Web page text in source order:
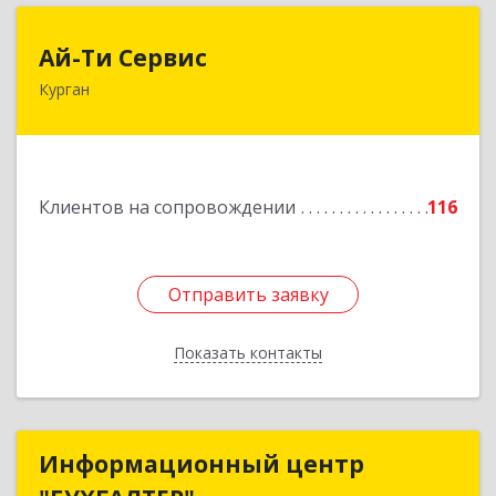
Ай-Ти Сервис
Курган
Клиентов на сопровождении 116
Отправить заявку
Показать контакты
Отправить заявку
Назад
Информационный центр
Информационный центр